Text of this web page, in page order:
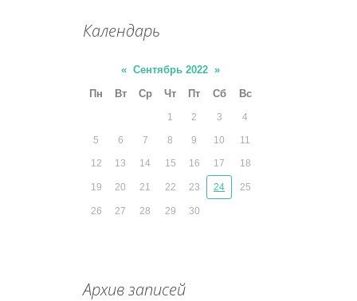
Календарь
« Сентябрь 2022 »
Пн
Вт Ср Чт Пт Сб Вс
1 2 3 4
5 6 7 8 9 10 11
12 13 14 15 16 17 18
19 20 21 22 23 24 25
26 27 28 29 30
Архив записей